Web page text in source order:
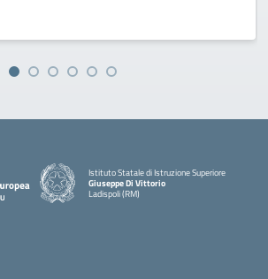
Istituto Statale di Istruzione Superiore
Giuseppe Di Vittorio
Ladispoli (RM)